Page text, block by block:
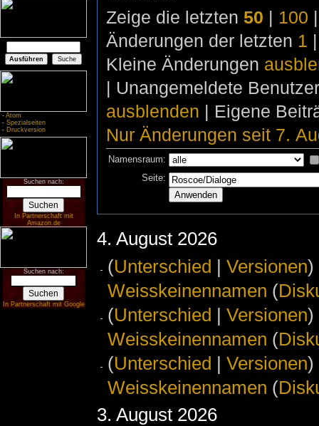
- Atom
- Spezialseiten
- Druckversion
Suchen nach:
In Partnerschaft mit
Amazon.de
Suchen nach:
In Partnerschaft mit Google
Zeige die letzten 50 | 100
Änderungen der letzten 1
Kleine Änderungen
| Unangemeldete
ausblenden | Eigene
Nur Änderungen seit 7.
Namensraum:
Seite:
4. August 2026
(Unterschied | Versionen)
Weisskeinennamen (
(Unterschied | Versionen)
Weisskeinennamen (
(Unterschied | Versionen)
Weisskeinennamen (
3. August 2026